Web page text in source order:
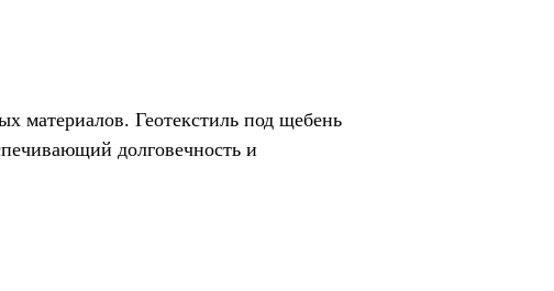
материалов. Геотекстиль под щебень
долговечность и